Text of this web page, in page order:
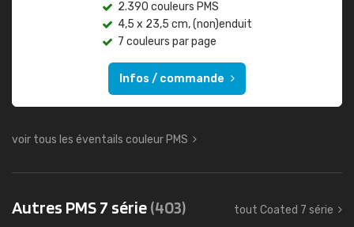
2.390 couleurs PMS
4,5 x 23,5 cm, (non)enduit
7 couleurs par page
Infos / commande
voir tous les éventails couleur PMS
Autres PMS 7 série(403) tout Coated 7 série